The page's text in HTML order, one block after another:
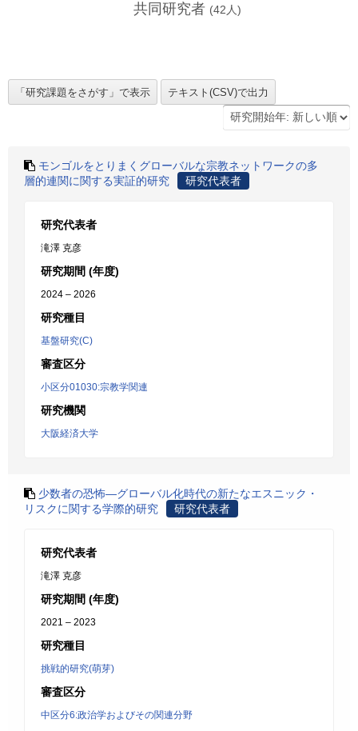
共同研究者 (42 人)
モンゴルをとりまくグローバルな宗教ネットワークの多
層的連関に関する実証的研究
研究代表者
研究代表者
滝澤 克彦
研究期間 (年度)
2024 – 2026
研究種目
基盤研究(C)
審査区分
小区分01030:宗教学関連
研究機関
大阪経済大学
少数者の恐怖―グローバル化時代の新たなエスニック・
リスクに関する学際的研究
研究代表者
研究代表者
滝澤 克彦
研究期間 (年度)
2021 – 2023
研究種目
挑戦的研究(萌芽)
審査区分
中区分6:政治学およびその関連分野